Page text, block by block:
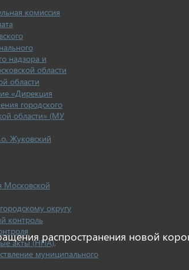
комиссия
надзора и
области
области
«Дирекция
городского
области» (МУ
Жуковский
Московской
округу
контроль
акты (НПА),
муниципального
распространения новой